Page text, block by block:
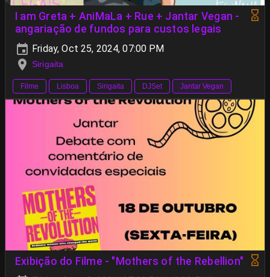
I am Greta + AniMaLa + Rue + Jantar Vegan -
angariação de fundos para custos legais
Friday, Oct 25, 2024, 07:00 PM
Sirigaita
Filme Lisboa Sirigaita DJSet Jantar Vegan
Exibição do Filme - "Mothers of the Rebellion"